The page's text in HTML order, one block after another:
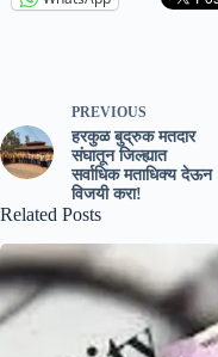
PREVIOUS
हरकुळ बुद्रुक मतदार
संघातून जिल्ह्यात
सर्वाधिक मताधिक्य देऊन
विजयी करा!
Related Posts